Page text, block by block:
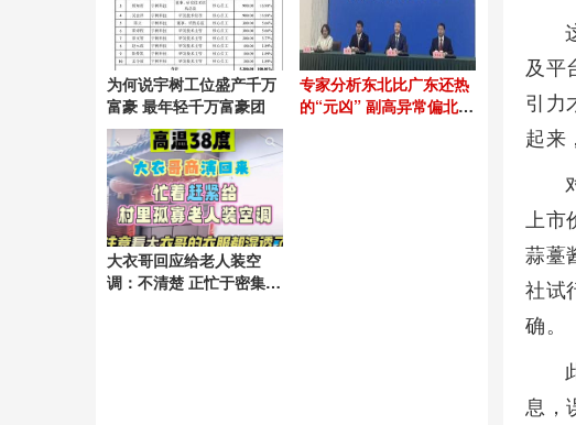
及平
引力
起来
上
蒜薹
社试
确。
息，
为何说宇树工位盛产千万
富豪 最年轻千万富豪团
专家分析东北比广东还热
的“元凶” 副高异常偏北偏
大衣哥回应给老人装空
调：不清楚 正忙于密集演